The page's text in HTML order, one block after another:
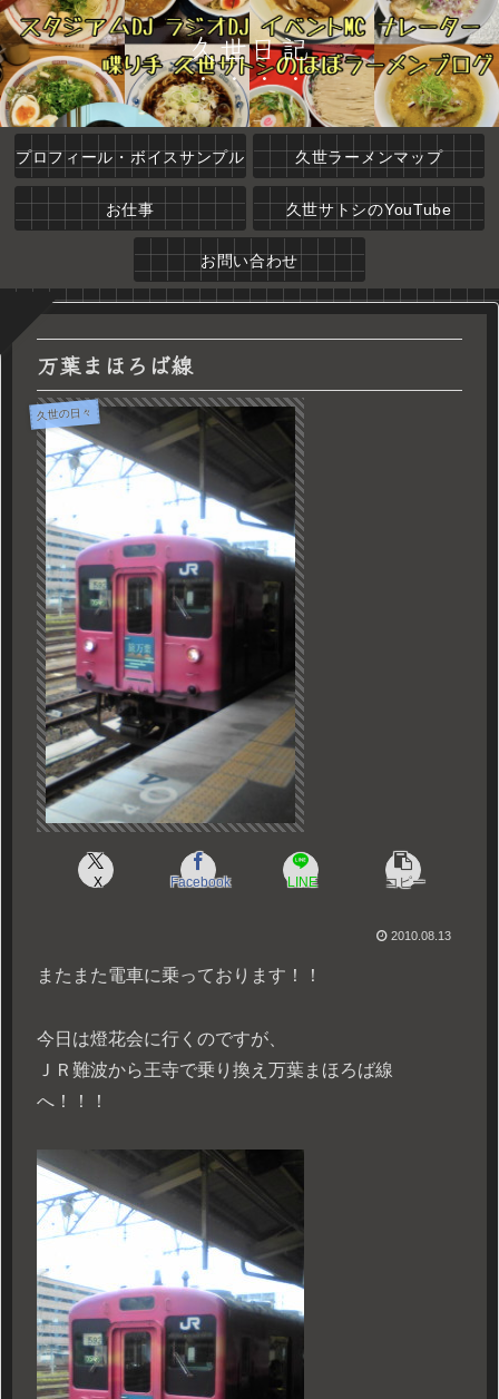
久世日記
プロフィール・ボイスサンプル 久世ラーメンマップ
お仕事 久世サトシのYouTube
お問い合わせ
万葉まほろば線
久世の日々
X Facebook LINE コピー
2010.08.13
またまた電車に乗っております！！
今日は燈花会に行くのですが、
ＪＲ難波から王寺で乗り換え万葉まほろば線
へ！！！